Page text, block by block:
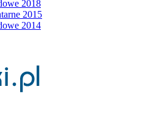
2018
2015
2014